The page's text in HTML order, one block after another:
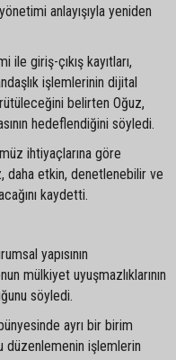
anlayışıyla yeniden
giriş-çıkış kayıtları,
işlemlerinin dijital
belirten Oğuz,
hedeflendiğini söyledi.
ihtiyaçlarına göre
daha etkin, denetlenebilir ve
kaydetti.
yapısının
mülkiyet uyuşmazlıklarının
söyledi.
ayrı bir birim
düzenlemenin işlemlerin